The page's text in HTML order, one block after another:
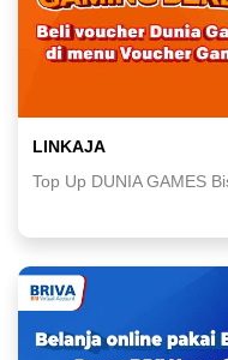
LINKAJA
Top Up DUNIA GAMES